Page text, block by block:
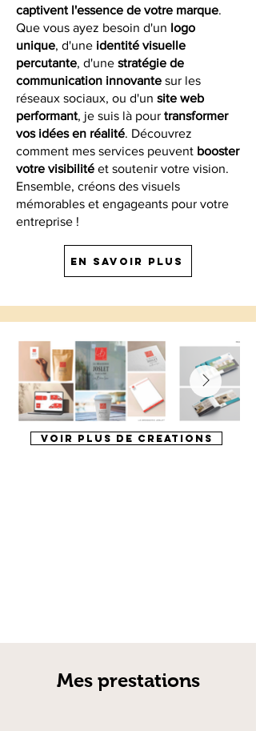
captivent l'essence de votre marque.
Que vous ayez besoin d'un logo
unique, d'une identité visuelle
percutante, d'une stratégie de
communication innovante sur les
réseaux sociaux, ou d'un site web
performant, je suis là pour transformer
vos idées en réalité. Découvrez
comment mes services peuvent booster
votre visibilité et soutenir votre vision.
Ensemble, créons des visuels
mémorables et engageants pour votre
entreprise !
En savoir plus
VOIR PLUS DE CREATIONS
Mes prestations